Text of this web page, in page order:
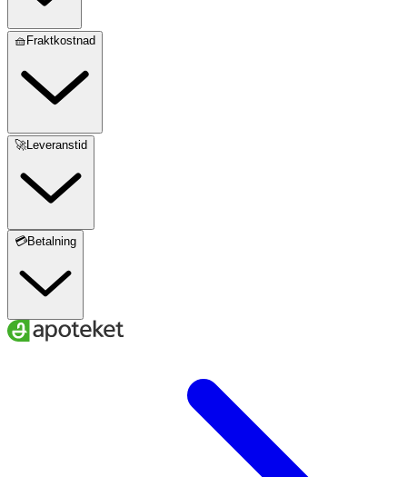
🧺Fraktkostnad
🚀Leveranstid
💳Betalning